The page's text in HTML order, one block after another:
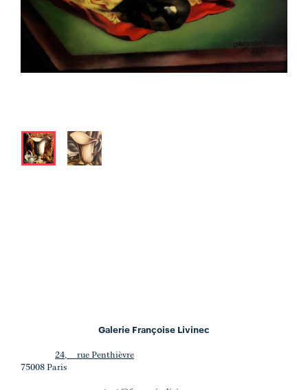
Galerie Françoise Livinec
24, rue Penthièvre
75008 Paris